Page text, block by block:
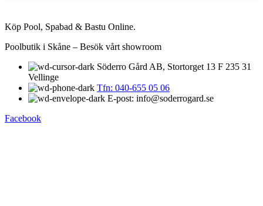
Köp Pool, Spabad & Bastu Online.
Poolbutik i Skåne – Besök vårt showroom
Söderro Gård AB, Stortorget 13 F 235 31
Vellinge
Tfn: 040-655 05 06
E-post: info@soderrogard.se
Facebook